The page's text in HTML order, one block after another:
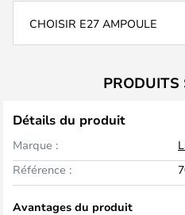
CHOISIR E27 AMPOULE
PRODUITS
Détails du produit
Marque :
Référence :
Avantages du produit